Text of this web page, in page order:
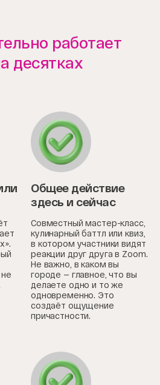
работает
десятках
Общее действие
здесь и сейчас
Совместный мастер-класс,
кулинарный баттл или квиз,
в котором участники видят
реакции друг друга в Zoom.
Не важно, в каком вы
городе — главное, что вы
делаете одно и то же
одновременно. Это
создаёт ощущение
причастности.